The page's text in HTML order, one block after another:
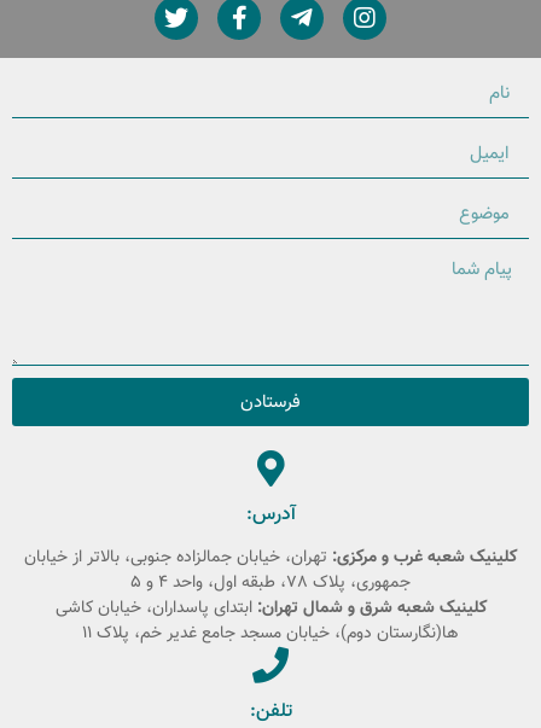
فرستادن
آدرس:
کلینیک شعبه غرب و مرکزی: تهران، خیابان جمالزاده جنوبی، بالاتر از خیابان
جمهوری، پلاک 78، طبقه اول، واحد 4 و 5
کلینیک شعبه شرق و شمال تهران: ابتدای پاسداران، خیابان کاشی
ها(نگارستان دوم)، خیابان مسجد جامع غدیر خم، پلاک 11
تلفن: